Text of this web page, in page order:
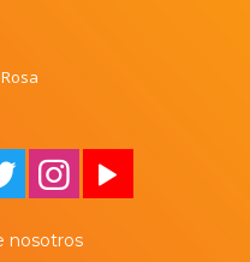
nosotros